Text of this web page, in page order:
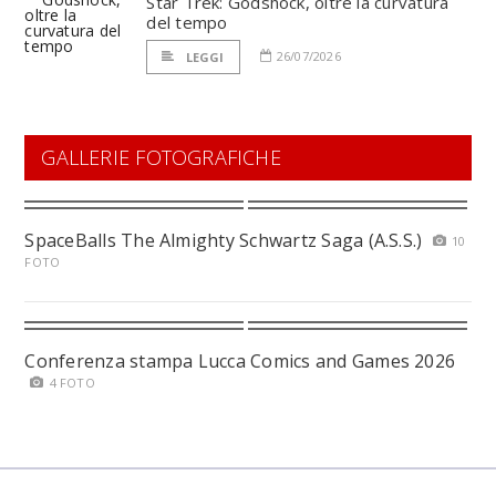
del tempo
LEGGI 26/07/2026
GALLERIE FOTOGRAFICHE
SpaceBalls The Almighty Schwartz Saga (A.S.S.)
10
FOTO
Conferenza stampa Lucca Comics and Games 2026
4 FOTO